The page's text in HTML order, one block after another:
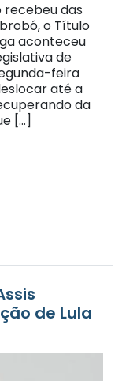
recebeu das
o Título
aconteceu
de
feira
até a
da
[…]
de Lula